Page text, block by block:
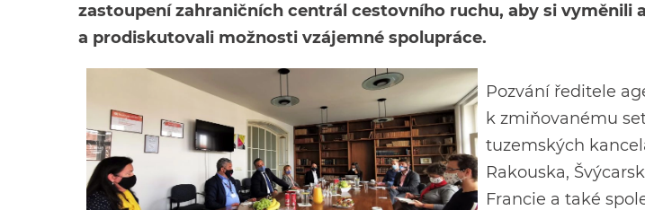
zastoupení zahraničních centrál cestovního ruchu, aby si vyměnili
a prodiskutovali možnosti vzájemné spolupráce.
Pozvání ředitele
k zmiňovanému
tuzemských
Rakouska,
Francie a také